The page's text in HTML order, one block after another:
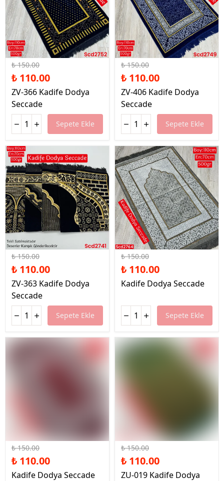
%27 İndirim
₺ 150.00
₺ 110.00
ZV-366 Kadife Dodya
Seccade
Sepete Ekle
%27 İndirim
₺ 150.00
₺ 110.00
ZV-406 Kadife Dodya
Seccade
Sepete Ekle
%27 İndirim
₺ 150.00
₺ 110.00
ZV-363 Kadife Dodya
Seccade
Sepete Ekle
%27 İndirim
₺ 150.00
₺ 110.00
Kadife Dodya Seccade
Sepete Ekle
%27 İndirim
₺ 150.00
₺ 110.00
Kadife Dodya Seccade
%27 İndirim
₺ 150.00
₺ 110.00
ZU-019 Kadife Dodya